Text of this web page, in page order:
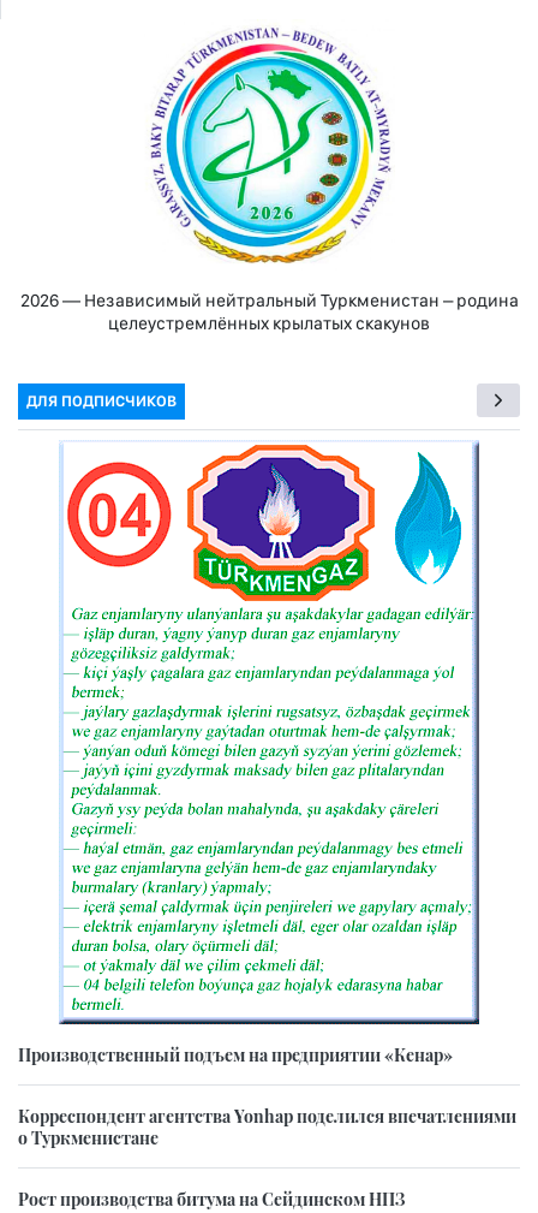
2026 — Независимый нейтральный Туркменистан – родина
целеустремлённых крылатых скакунов
ДЛЯ ПОДПИСЧИКОВ
Производственный подъем на предприятии «Кенар»
Корреспондент агентства Yonhap поделился впечатлениями
о Туркменистане
Рост производства битума на Сейдинском НПЗ